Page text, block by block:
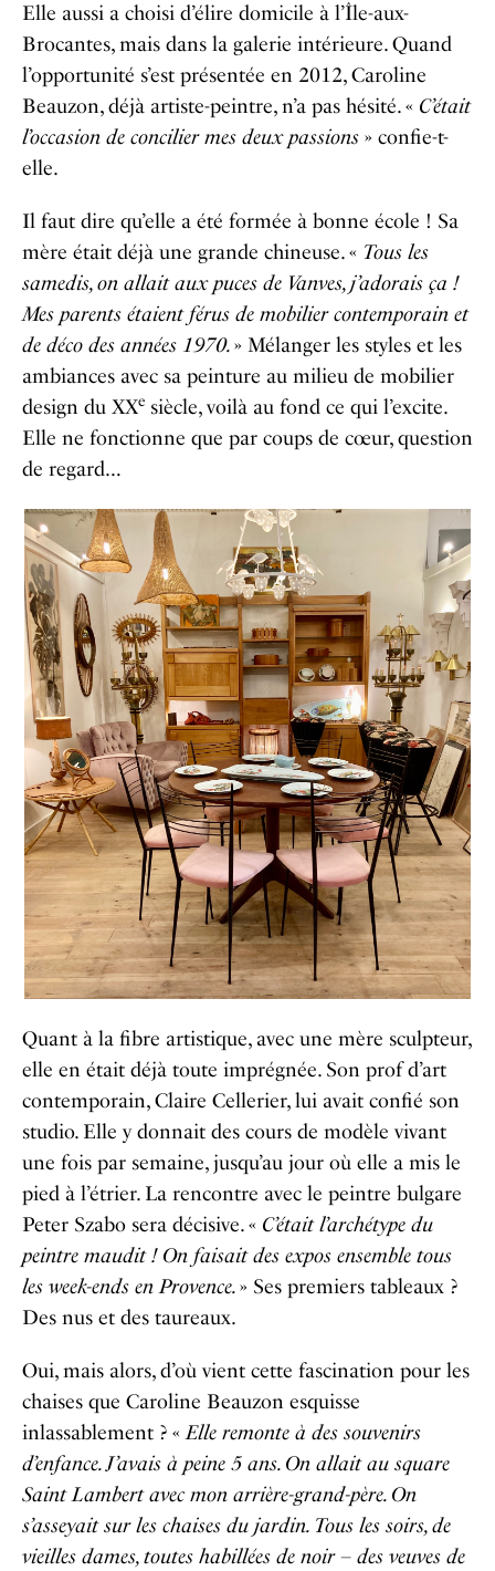
Elle aussi a choisi d’élire domicile à l’Île-aux-
Brocantes, mais dans la galerie intérieure. Quand
l’opportunité s’est présentée en 2012, Caroline
Beauzon, déjà artiste-peintre, n’a pas hésité. « C’était
l’occasion de concilier mes deux passions » confie-t-
elle.
Il faut dire qu’elle a été formée à bonne école ! Sa
mère était déjà une grande chineuse. « Tous les
samedis, on allait aux puces de Vanves, j’adorais ça !
Mes parents étaient férus de mobilier contemporain et
de déco des années 1970.» Mélanger les styles et les
ambiances avec sa peinture au milieu de mobilier
design du XXe siècle, voilà au fond ce qui l’excite.
Elle ne fonctionne que par coups de cœur, question
de regard…
Quant à la fibre artistique, avec une mère sculpteur,
elle en était déjà toute imprégnée. Son prof d’art
contemporain, Claire Cellerier, lui avait confié son
studio. Elle y donnait des cours de modèle vivant
une fois par semaine, jusqu’au jour où elle a mis le
pied à l’étrier. La rencontre avec le peintre bulgare
Peter Szabo sera décisive. « C’était l’archétype du
peintre maudit ! On faisait des expos ensemble tous
les week-ends en Provence.» Ses premiers tableaux ?
Des nus et des taureaux.
Oui, mais alors, d’où vient cette fascination pour les
chaises que Caroline Beauzon esquisse
inlassablement ? «Elle remonte à des souvenirs
d’enfance. J’avais à peine 5 ans. On allait au square
Saint Lambert avec mon arrière-grand-père. On
s’asseyait sur les chaises du jardin. Tous les soirs, de
vieilles dames, toutes habillées de noir – des veuves de